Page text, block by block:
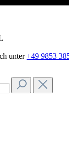
unter +49 9853